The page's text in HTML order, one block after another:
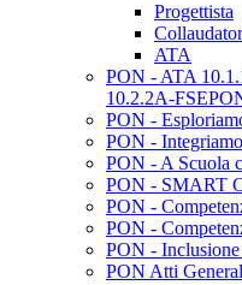
Progettista
ATA
PON - ATA
10.2.2A-
PON -
PON -
PON - A Scuola
PON - SMART
PON -
PON -
PON - Inclusione
PON Atti